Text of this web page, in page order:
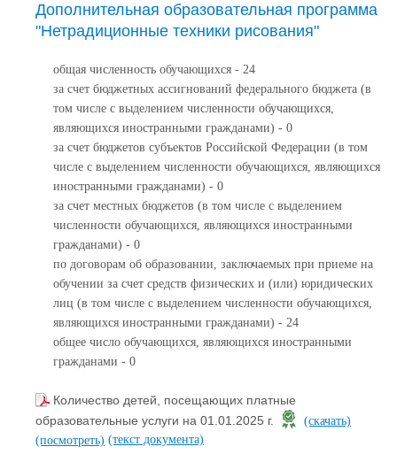
Дополнительная образовательная программа
"Нетрадиционные техники рисования"
общая численность обучающихся - 24
за счет бюджетных ассигнований федерального бюджета (в
том числе с выделением численности обучающихся,
являющихся иностранными гражданами) - 0
за счет бюджетов субъектов Российской Федерации (в том
числе с выделением численности обучающихся, являющихся
иностранными гражданами) - 0
за счет местных бюджетов (в том числе с выделением
численности обучающихся, являющихся иностранными
гражданами) - 0
по договорам об образовании, заключаемых при приеме на
обучении за счет средств физических и (или) юридических
лиц (в том числе с выделением численности обучающихся,
являющихся иностранными гражданами) - 24
общее число обучающихся, являющихся иностранными
гражданами - 0
Количество детей, посещающих платные
образовательные услуги на 01.01.2025 г.
(скачать)
(посмотреть) (текст документа)